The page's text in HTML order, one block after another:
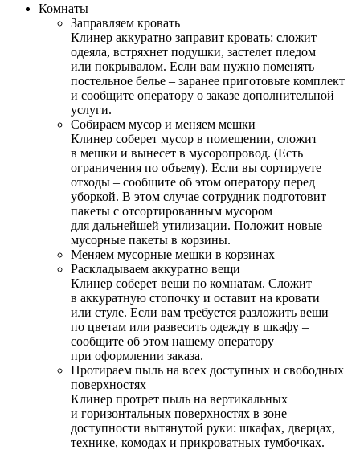
Комнаты
Заправляем кровать
Клинер аккуратно заправит кровать: сложит
одеяла, встряхнет подушки, застелет пледом
или покрывалом. Если вам нужно поменять
постельное белье – заранее приготовьте комплект
и сообщите оператору о заказе дополнительной
услуги.
Собираем мусор и меняем мешки
Клинер соберет мусор в помещении, сложит
в мешки и вынесет в мусоропровод. (Есть
ограничения по объему). Если вы сортируете
отходы – сообщите об этом оператору перед
уборкой. В этом случае сотрудник подготовит
пакеты с отсортированным мусором
для дальнейшей утилизации. Положит новые
мусорные пакеты в корзины.
Меняем мусорные мешки в корзинах
Раскладываем аккуратно вещи
Клинер соберет вещи по комнатам. Сложит
в аккуратную стопочку и оставит на кровати
или стуле. Если вам требуется разложить вещи
по цветам или развесить одежду в шкафу –
сообщите об этом нашему оператору
при оформлении заказа.
Протираем пыль на всех доступных и свободных
поверхностях
Клинер протрет пыль на вертикальных
и горизонтальных поверхностях в зоне
доступности вытянутой руки: шкафах, дверцах,
технике, комодах и прикроватных тумбочках.